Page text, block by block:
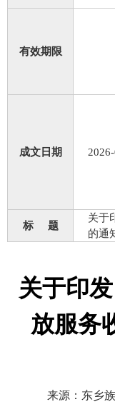
有效期限
成文日期
标 题
关于
的通
关于印
放服务
来源：东乡